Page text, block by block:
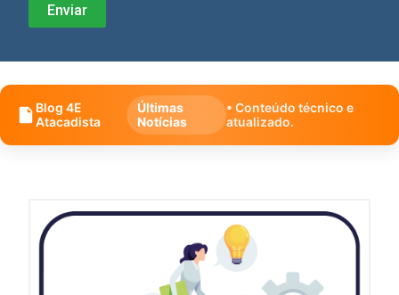
Blog 4E
Atacadista
Últimas
Notícias
• Conteúdo técnico e
atualizado.